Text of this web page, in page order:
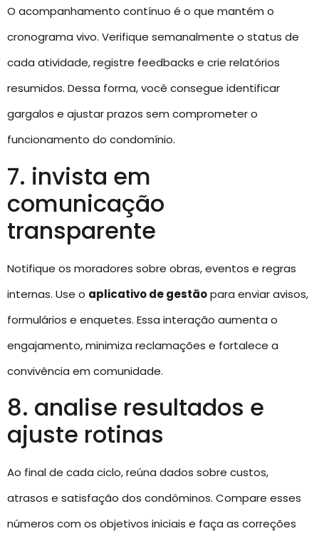
O acompanhamento contínuo é o que mantém o
cronograma vivo. Verifique semanalmente o status de
cada atividade, registre feedbacks e crie relatórios
resumidos. Dessa forma, você consegue identificar
gargalos e ajustar prazos sem comprometer o
funcionamento do condomínio.
7. invista em
comunicação
transparente
Notifique os moradores sobre obras, eventos e regras
internas. Use o aplicativo de gestãopara enviar avisos,
formulários e enquetes. Essa interação aumenta o
engajamento, minimiza reclamações e fortalece a
convivência em comunidade.
8. analise resultados e
ajuste rotinas
Ao final de cada ciclo, reúna dados sobre custos,
atrasos e satisfação dos condôminos. Compare esses
números com os objetivos iniciais e faça as correções